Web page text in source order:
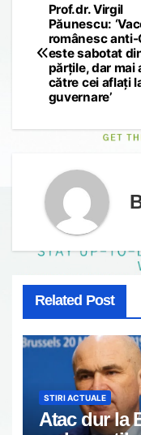
Post
Prof.dr. Virgil
Păunescu:
românesc anti-
este sabotat
părțile, dar mai
către cei aflați
guvernare’
Related Post
STIRI ACTUALE
Atac dur la